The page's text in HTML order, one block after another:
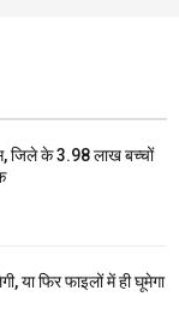
जिले के 3.98 लाख बच्चों
या फिर फाइलों में ही घूमेगा